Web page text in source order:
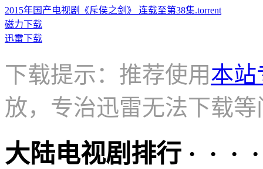
2015年国产电视剧《斥侯之剑》 连载至第38集.torrent
磁力下载
迅雷下载
下载提示：推荐使用本站
放，专治迅雷无法下载等
大陆电视剧排行 · · ·